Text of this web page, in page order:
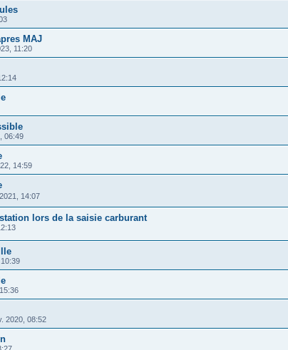
MAJ
11:20
06:49
14:59
14:07
lors de la saisie carburant
2020, 08:52